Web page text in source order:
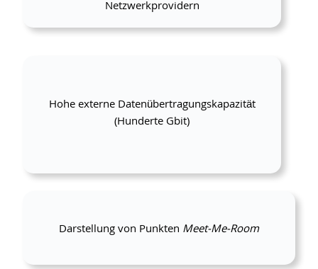
Netzwerkprovidern
Hohe externe Datenübertragungskapazität
(Hunderte Gbit)
Darstellung von Punkten Meet-Me-Room